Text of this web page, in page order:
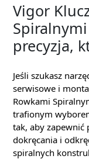
Vigor
precyzja,
Jeśli szukasz
serwisowe i
Rowkami
trafionym
tak, aby zapewnić
dokręcania i
spiralnych